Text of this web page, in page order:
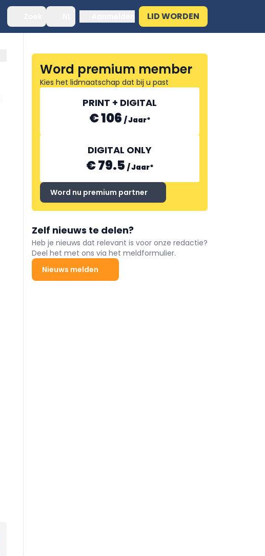
LID WORDEN
Word premium member
Kies het lidmaatschap dat bij u past
PRINT + DIGITAL
€ 106 /Jaar*
DIGITAL ONLY
€ 79.5 /Jaar*
Word nu premium partner
Zelf nieuws te delen?
Heb je nieuws dat relevant is voor onze redactie?
Deel het met ons via het meldformulier.
Nieuws melden